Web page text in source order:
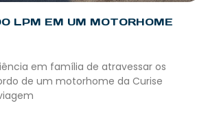
LPM EM UM MOTORHOME
em família de atravessar os
de um motorhome da Curise